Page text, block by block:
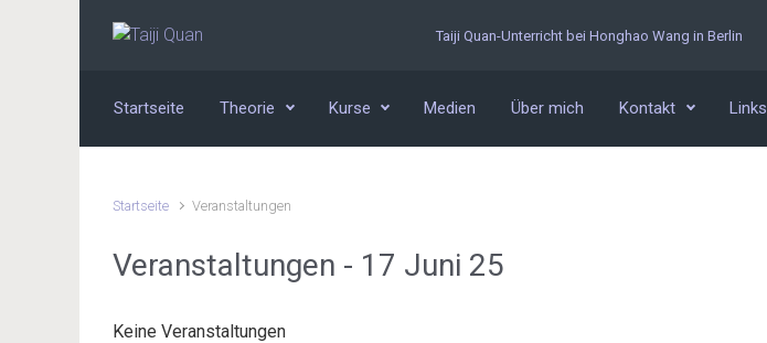
Zum Hauptinhalt springen Taiji Quan-Unterricht bei Honghao Wang in Berlin
Startseite Theorie Kurse Medien Über mich Kontakt Links
Startseite Veranstaltungen
Veranstaltungen - 17 Juni 25
Keine Veranstaltungen